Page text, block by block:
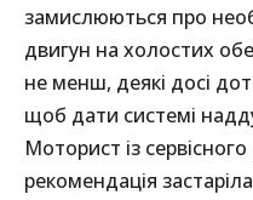
замислюються про
двигун на холостих
не менш, деякі досі
щоб дати системі
Моторист із
рекомендація